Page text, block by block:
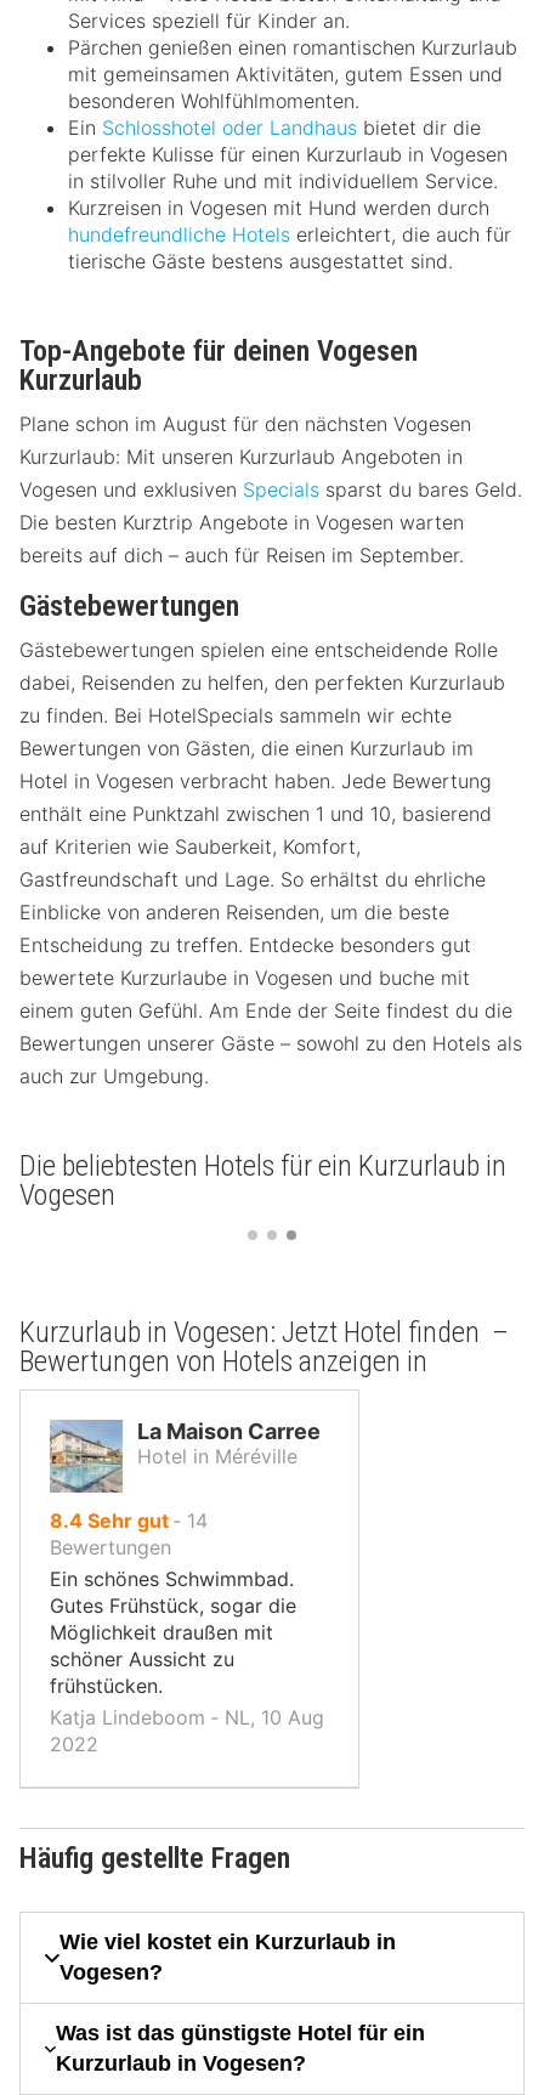
Services speziell für Kinder an.
Pärchen genießen einen romantischen Kurzurlaub
mit gemeinsamen Aktivitäten, gutem Essen und
besonderen Wohlfühlmomenten.
Ein Schlosshotel oder Landhaus bietet dir die
perfekte Kulisse für einen Kurzurlaub in Vogesen
in stilvoller Ruhe und mit individuellem Service.
Kurzreisen in Vogesen mit Hund werden durch
hundefreundliche Hotels erleichtert, die auch für
tierische Gäste bestens ausgestattet sind.
Top-Angebote für deinen Vogesen
Kurzurlaub
Plane schon im August für den nächsten Vogesen
Kurzurlaub: Mit unseren Kurzurlaub Angeboten in
Vogesen und exklusiven Specials sparst du bares Geld.
Die besten Kurztrip Angebote in Vogesen warten
bereits auf dich – auch für Reisen im September.
Gästebewertungen
Gästebewertungen spielen eine entscheidende Rolle
dabei, Reisenden zu helfen, den perfekten Kurzurlaub
zu finden. Bei HotelSpecials sammeln wir echte
Bewertungen von Gästen, die einen Kurzurlaub im
Hotel in Vogesen verbracht haben. Jede Bewertung
enthält eine Punktzahl zwischen 1 und 10, basierend
auf Kriterien wie Sauberkeit, Komfort,
Gastfreundschaft und Lage. So erhältst du ehrliche
Einblicke von anderen Reisenden, um die beste
Entscheidung zu treffen. Entdecke besonders gut
bewertete Kurzurlaube in Vogesen und buche mit
einem guten Gefühl. Am Ende der Seite findest du die
Bewertungen unserer Gäste – sowohl zu den Hotels als
auch zur Umgebung.
Die beliebtesten Hotels für ein Kurzurlaub in
Vogesen
Kurzurlaub in Vogesen: Jetzt Hotel finden –
Bewertungen von Hotels anzeigen in
La Maison Carree
Hotel in Méréville
8.4von
10,
Sehr gut ‐ 14
Bewertungen
Ein schönes Schwimmbad.
Gutes Frühstück, sogar die
Möglichkeit draußen mit
schöner Aussicht zu
frühstücken.
Katja Lindeboom ‐ NL, 10 Aug
2022
Häufig gestellte Fragen
Wie viel kostet ein Kurzurlaub in
Vogesen?
Was ist das günstigste Hotel für ein
Kurzurlaub in Vogesen?